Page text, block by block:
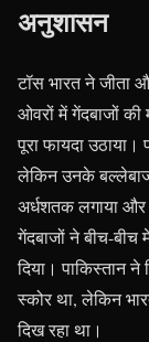
अनुशासन
टॉस भारत ने जीता
ओवरों में गेंदबाजों
पूरा फायदा
लेकिन उनके बल्लेबाज
अर्धशतक लगाया और
गेंदबाजों ने बीच-
दिया। पाकिस्तान ने
स्कोर था, लेकिन
दिख रहा था।